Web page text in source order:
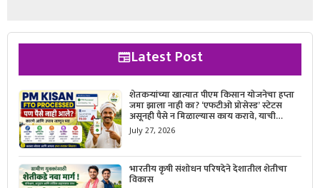
Latest Post
शेतकऱ्यांच्या खात्यात पीएम किसान योजनेचा हप्ता
जमा झाला नाही का? ‘एफटीओ प्रोसेस्ड’ स्टेटस
असूनही पैसे न मिळाल्यास काय करावे, याची
सविस्तर माहिती जाणून घ्या.
July 27, 2026
भारतीय कृषी संशोधन परिषदेने देशातील शेतीचा
विकास